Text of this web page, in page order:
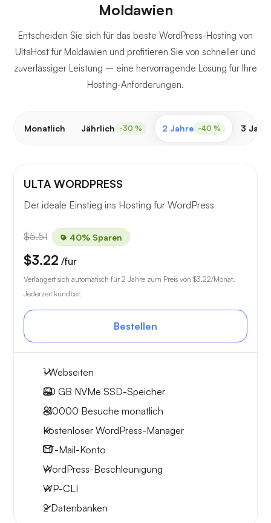
Moldawien
Entscheiden Sie sich für das beste WordPress-Hosting von
UltaHost für Moldawien und profitieren Sie von schneller und
zuverlässiger Leistung – eine hervorragende Lösung für Ihre
Hosting-Anforderungen.
Monatlich Jährlich -30 % 2 Jahre -40 % 3
ULTA WORDPRESS
Der ideale Einstieg ins Hosting für WordPress
$5.51 40% Sparen
$3.22 /für
Verlängert sich automatisch für 2 Jahre zum Preis von $3.22/Monat.
Jederzeit kündbar.
Bestellen
1 Webseiten
30 GB NVMe SSD-Speicher
~10000 Besuche monatlich
Kostenloser WordPress-Manager
1E-Mail-Konto
WordPress-Beschleunigung
WP-CLI
2 Datenbanken